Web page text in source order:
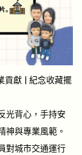
貢獻 | 紀念收藏擺
光背心，手持安
神與專業風範。
對城市交通運行